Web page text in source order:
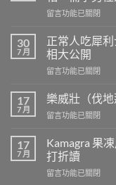
在
期
服
用
威
鋼
導
不
孕
嗎？
科
留言功能已關閉
30
7 月
正常人吃犀
相大公開
在
常
人
吃
利
士
怎
留言功能已關閉
17
7 月
樂威壯（伐
在
威
壯
（伐
地
留言功能已關閉
17
7 月
Kamagra 果
打折讀
在
留言功能已關閉